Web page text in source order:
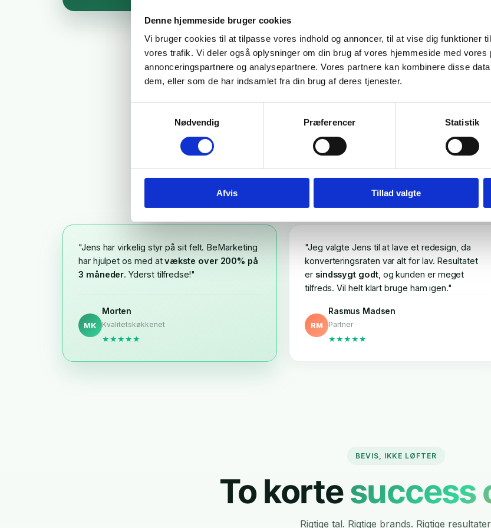
Denne hjemmeside bruger cookies
Vi bruger cookies til at tilpasse vores indhold og annoncer, til at vise dig funktioner
vores trafik. Vi deler også oplysninger om din brug af vores hjemmeside med vores
annonceringspartnere og analysepartnere. Vores partnere kan kombinere disse
dem, eller som de har indsamlet fra din brug af deres tjenester.
Nødvendig
Præferencer Statistik
Afvis Tillad valgte
ANMELDELSER
Hvad founders
arbejde med
Et par ord fra de founders vi har hjulpet med at
"Jens har virkelig styr på sit felt. BeMarketing
har hjulpet os med atvækste over 200% på
3 måneder. Yderst tilfredse!"
MK
Morten
Kvalitetskøkkenet
★★★★★
"Jeg valgte Jens til at lave et redesign, da
konverteringsraten var alt for lav. Resultatet
er sindssygt godt, og kunden er meget
tilfreds. Vil helt klart bruge ham igen."
RM
Rasmus Madsen
Partner
★★★★★
BEVIS, IKKE LØFTER
To kortesuccess
Rigtige tal. Rigtige brands. Rigtige